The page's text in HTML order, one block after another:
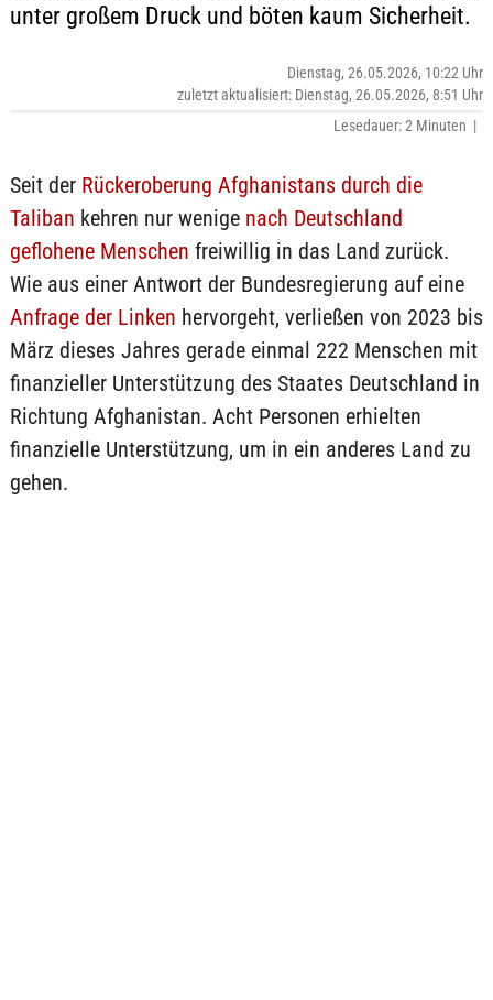
unter großem Druck und böten kaum Sicherheit.
Dienstag, 26.05.2026, 10:22 Uhr
zuletzt aktualisiert: Dienstag, 26.05.2026, 8:51 Uhr
Lesedauer: 2 Minuten |
Seit der Rückeroberung Afghanistans durch die
Taliban kehren nur wenige nach Deutschland
geflohene Menschen freiwillig in das Land zurück.
Wie aus einer Antwort der Bundesregierung auf eine
Anfrage der Linken hervorgeht, verließen von 2023 bis
März dieses Jahres gerade einmal 222 Menschen mit
finanzieller Unterstützung des Staates Deutschland in
Richtung Afghanistan. Acht Personen erhielten
finanzielle Unterstützung, um in ein anderes Land zu
gehen.